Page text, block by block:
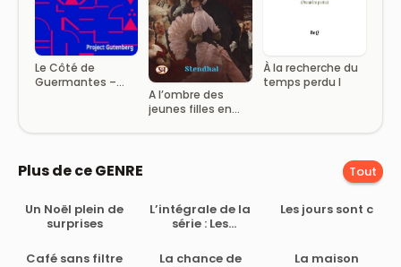
Le Côté de
Guermantes –
A l’ombre des
jeunes filles en
À la recherche du
temps perdu I
Plus de ce GENRE Tout
Un Noël plein de
surprises
L’intégrale de la
série : Les
mariage
Les jours sont c
Café sans filtre
La chance de
La maison